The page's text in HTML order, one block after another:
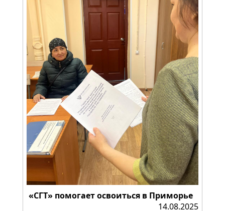
«СГТ» помогает освоиться в Приморье
14.08.2025